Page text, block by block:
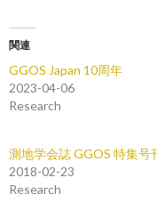
関連
GGOS Japan 10周年
2023-04-06
Research
測地学会誌 GGOS 特集号
2018-02-23
Research